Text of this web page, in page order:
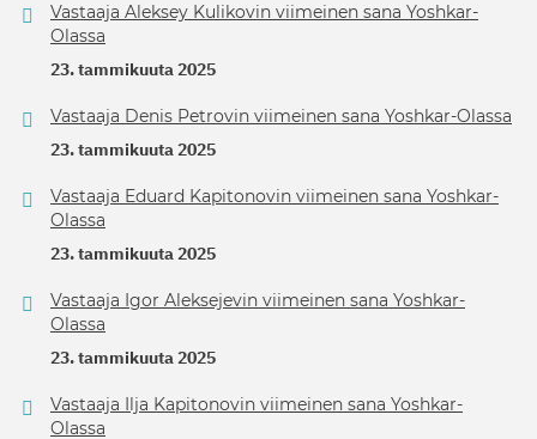
Vastaaja Aleksey Kulikovin viimeinen sana Yoshkar-
Olassa
23. tammikuuta 2025
Vastaaja Denis Petrovin viimeinen sana Yoshkar-Olassa
23. tammikuuta 2025
Vastaaja Eduard Kapitonovin viimeinen sana Yoshkar-
Olassa
23. tammikuuta 2025
Vastaaja Igor Aleksejevin viimeinen sana Yoshkar-
Olassa
23. tammikuuta 2025
Vastaaja Ilja Kapitonovin viimeinen sana Yoshkar-
Olassa